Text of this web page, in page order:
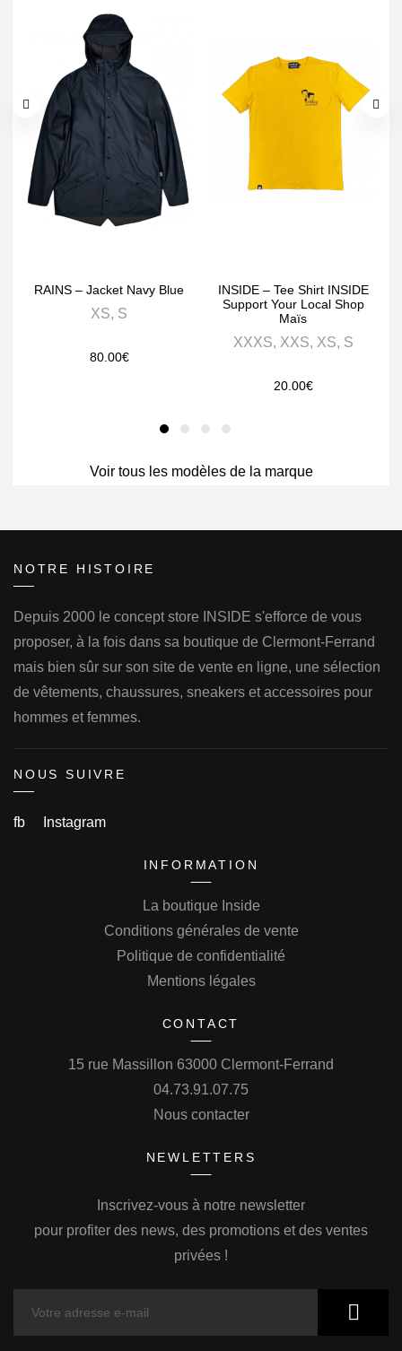
RAINS – Jacket Navy Blue
XS, S
80.00€
INSIDE – Tee Shirt INSIDE
Support Your Local Shop
Maïs
XXXS, XXS, XS, S
20.00€
Voir tous les modèles de la marque
NOTRE HISTOIRE
Depuis 2000 le concept store INSIDE s'efforce de vous
proposer, à la fois dans sa boutique de Clermont-Ferrand
mais bien sûr sur son site de vente en ligne, une sélection
de vêtements, chaussures, sneakers et accessoires pour
hommes et femmes.
NOUS SUIVRE
fb Instagram
INFORMATION
La boutique Inside
Conditions générales de vente
Politique de confidentialité
Mentions légales
CONTACT
15 rue Massillon 63000 Clermont-Ferrand
04.73.91.07.75
Nous contacter
NEWLETTERS
Inscrivez-vous à notre newsletter
pour profiter des news, des promotions et des ventes
privées !